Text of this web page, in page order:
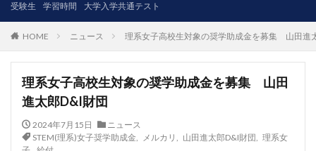
受験生 学習時間 大学入学共通テスト
HOME ニュース 理系女子高校生対象の奨学助成金を募集 山田進
理系女子高校生対象の奨学助成金を募集 山田
進太郎D&I財団
2024年7月15日
ニュース
STEM(理系)女子奨学助成金
メルカリ 山田進太郎D&I財団
理系女